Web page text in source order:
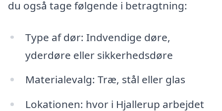
du også tage følgende i betragtning:
Type af dør: Indvendige døre,
yderdøre eller sikkerhedsdøre
Materialevalg: Træ, stål eller glas
Lokationen: hvor i Hjallerup arbejdet